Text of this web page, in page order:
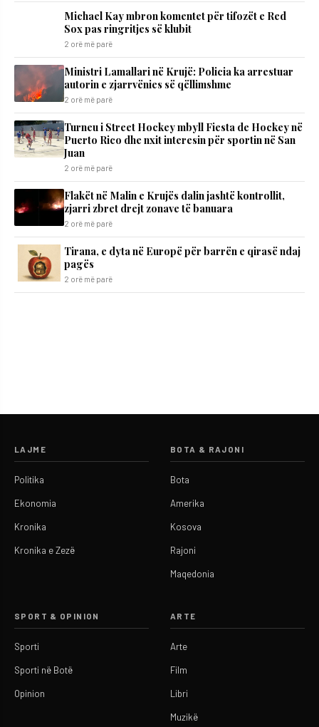
Michael Kay mbron komentet për tifozët e Red
Sox pas ringritjes së klubit
2 orë më parë
Ministri Lamallari në Krujë: Policia ka arrestuar
autorin e zjarrvënies së qëllimshme
2 orë më parë
Turneu i Street Hockey mbyll Fiesta de Hockey në
Puerto Rico dhe nxit interesin për sportin në San
Juan
2 orë më parë
Flakët në Malin e Krujës dalin jashtë kontrollit,
zjarri zbret drejt zonave të banuara
2 orë më parë
Tirana, e dyta në Europë për barrën e qirasë ndaj
pagës
2 orë më parë
LAJME
Politika
Ekonomia
Kronika
Kronika e Zezë
BOTA & RAJONI
Bota
Amerika
Kosova
Rajoni
Maqedonia
SPORT & OPINION
Sporti
Sporti në Botë
Opinion
ARTE
Arte
Film
Libri
Muzikë